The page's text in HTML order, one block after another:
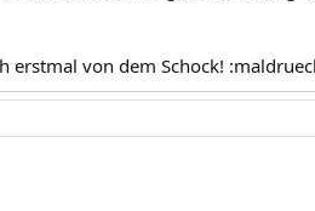
erstmal von dem Schock!